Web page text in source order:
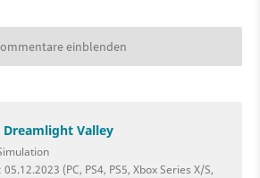
einblenden
Dreamlight Valley
05.12.2023 (PC, PS4, PS5, Xbox Series X/S,